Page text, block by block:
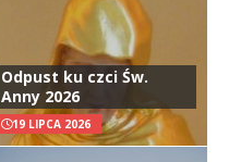
Odpust ku czci Św.
Anny 2026
19 LIPCA 2026